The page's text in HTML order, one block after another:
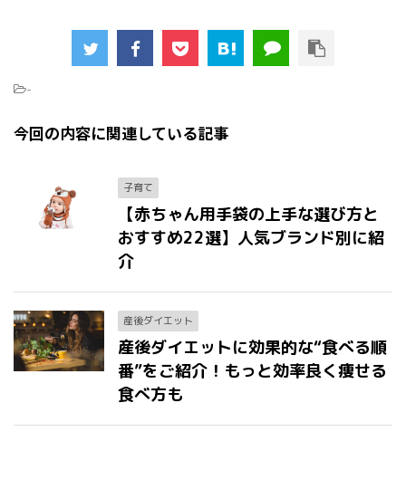
-
今回の内容に関連している記事
子育て
【赤ちゃん用手袋の上手な選び方と
おすすめ22選】人気ブランド別に紹
介
産後ダイエット
産後ダイエットに効果的な“食べる順
番”をご紹介！もっと効率良く痩せる
食べ方も